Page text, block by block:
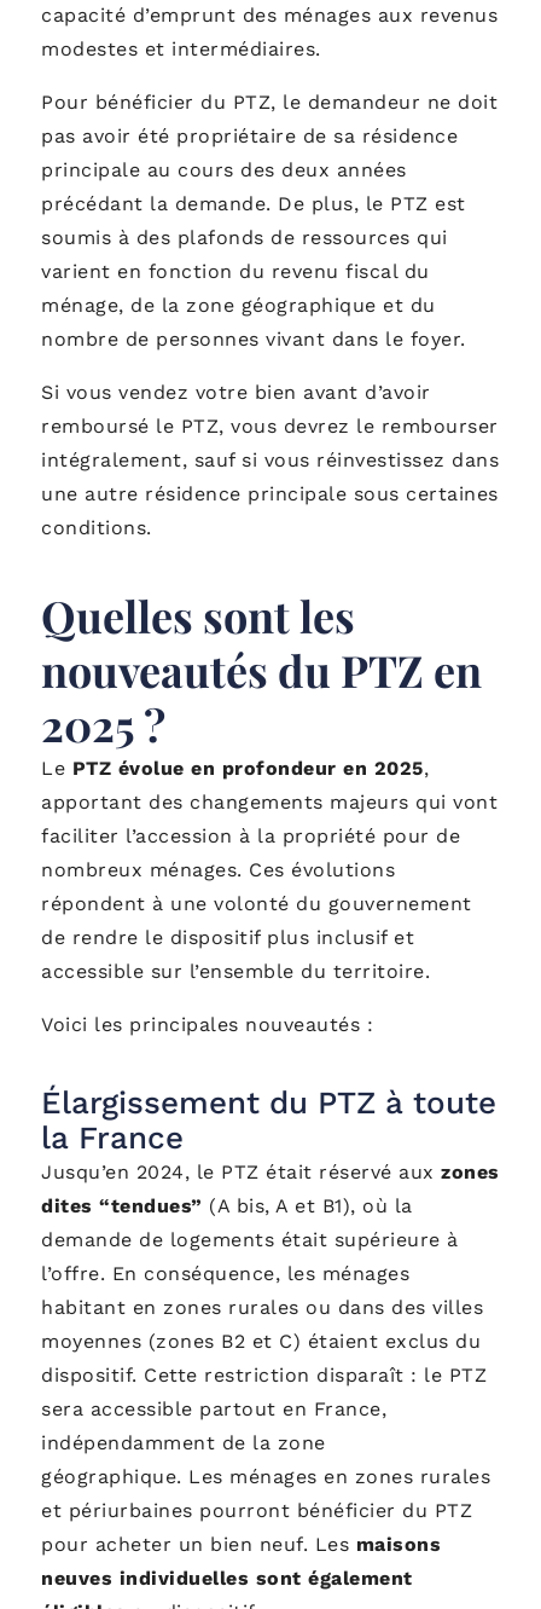
capacité d’emprunt des ménages aux revenus
modestes et intermédiaires.
Pour bénéficier du PTZ, le demandeur ne doit
pas avoir été propriétaire de sa résidence
principale au cours des deux années
précédant la demande. De plus, le PTZ est
soumis à des plafonds de ressources qui
varient en fonction du revenu fiscal du
ménage, de la zone géographique et du
nombre de personnes vivant dans le foyer.
Si vous vendez votre bien avant d’avoir
remboursé le PTZ, vous devrez le rembourser
intégralement, sauf si vous réinvestissez dans
une autre résidence principale sous certaines
conditions.
Quelles sont les
nouveautés du PTZ en
2025 ?
Le PTZ évolue en profondeur en 2025,
apportant des changements majeurs qui vont
faciliter l’accession à la propriété pour de
nombreux ménages. Ces évolutions
répondent à une volonté du gouvernement
de rendre le dispositif plus inclusif et
accessible sur l’ensemble du territoire.
Voici les principales nouveautés :
Élargissement du PTZ à toute
la France
Jusqu’en 2024, le PTZ était réservé aux zones
dites “tendues” (A bis, A et B1), où la
demande de logements était supérieure à
l’offre. En conséquence, les ménages
habitant en zones rurales ou dans des villes
moyennes (zones B2 et C) étaient exclus du
dispositif. Cette restriction disparaît : le PTZ
sera accessible partout en France,
indépendamment de la zone
géographique. Les ménages en zones rurales
et périurbaines pourront bénéficier du PTZ
pour acheter un bien neuf. Les maisons
neuves individuelles sont également